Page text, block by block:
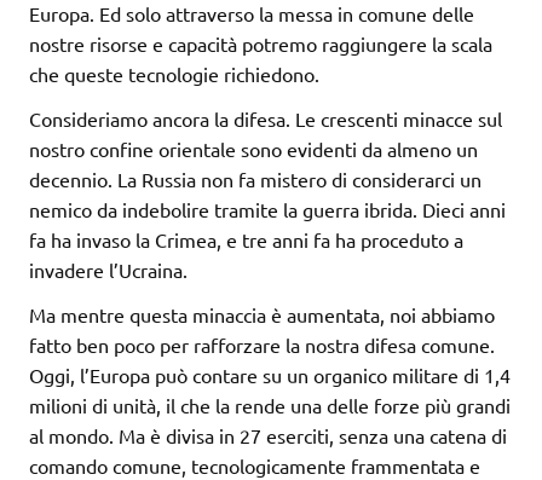
Europa. Ed solo attraverso la messa in comune delle
nostre risorse e capacità potremo raggiungere la scala
che queste tecnologie richiedono.
Consideriamo ancora la difesa. Le crescenti minacce sul
nostro confine orientale sono evidenti da almeno un
decennio. La Russia non fa mistero di considerarci un
nemico da indebolire tramite la guerra ibrida. Dieci anni
fa ha invaso la Crimea, e tre anni fa ha proceduto a
invadere l’Ucraina.
Ma mentre questa minaccia è aumentata, noi abbiamo
fatto ben poco per rafforzare la nostra difesa comune.
Oggi, l’Europa può contare su un organico militare di 1,4
milioni di unità, il che la rende una delle forze più grandi
al mondo. Ma è divisa in 27 eserciti, senza una catena di
comando comune, tecnologicamente frammentata e